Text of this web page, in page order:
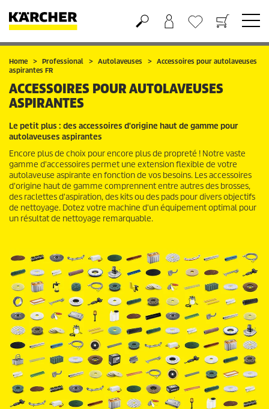
Panier
Mes Favoris
Home Professional Autolaveuses
Accessoires pour autolaveuses
aspirantes FR
ACCESSOIRES POUR AUTOLAVEUSES
ASPIRANTES
Le petit plus : des accessoires d'origine haut de gamme pour
autolaveuses aspirantes
Encore plus de choix pour encore plus de propreté ! Notre vaste
gamme d'accessoires permet une extension flexible de votre
autolaveuse aspirante en fonction de vos besoins. Les accessoires
d'origine haut de gamme comprennent entre autres des brosses,
des raclettes d'aspiration, des kits ou des pads pour divers objectifs
de nettoyage. Dotez votre machine d'un équipement optimal pour
un résultat de nettoyage remarquable.